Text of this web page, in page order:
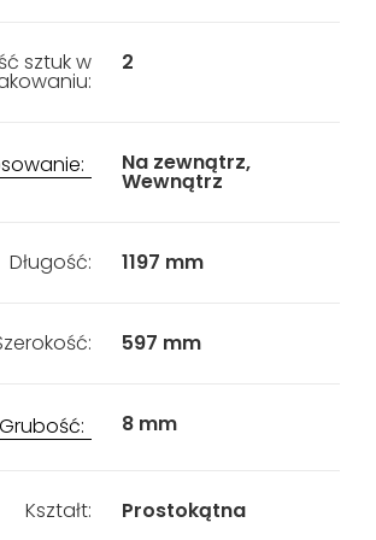
sztuk w 2
Na zewnątrz,
Wewnątrz
Długość: 1197 mm
597 mm
Grubość: 8 mm
Kształt: Prostokątna